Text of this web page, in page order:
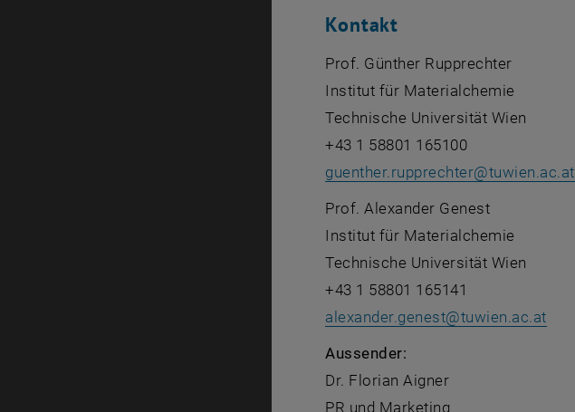
Kontakt
Prof. Günther Rupprechter
Institut für Materialchemie
Technische Universität Wien
+43 1 58801 165100
guenther.rupprechter@tuwien.ac.at
Prof. Alexander Genest
Institut für Materialchemie
Technische Universität Wien
+43 1 58801 165141
alexander.genest@tuwien.ac.at
Aussender:
Dr. Florian Aigner
PR und Marketing